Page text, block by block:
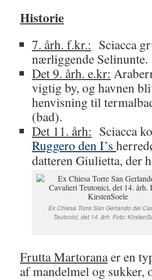
Historie
7. årh. f.kr.: Sciacca
nærliggende Selinunte.
Det 9. årh. e.kr:
vigtig by, og havnen
henvisning til
(bad).
Det 11. årh: Sciacca
Ruggero den I’s
datteren Giulietta, der
Ex Chiesa Torre San Gerlando dei
Teutonici, det 14. årh. Foto:
Frutta Martoranaer en
af mandelmel og sukker,